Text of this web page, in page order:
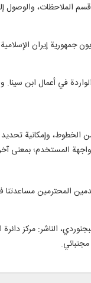
والوصول
إيران
في أعمال ابن
وإمكانية تحديد
المستخدم؛ بمعنى
مساعدتنا في